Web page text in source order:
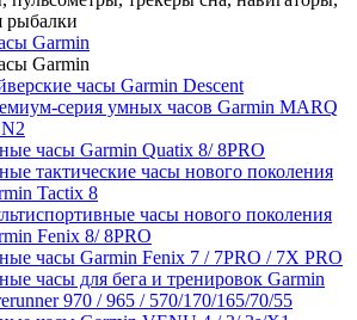
рыбалки
Garmin
Garmin
часы Garmin Descent
серия умных часов Garmin MARQ
часы Garmin Quatix 8/ 8PRO
тактические часы нового поколения
Tactix 8
часы нового поколения
Fenix 8/ 8PRO
часы Garmin Fenix 7 / 7PRO / 7X PRO
часы для бега и тренировок Garmin
970 / 965 / 570/170/165/70/55